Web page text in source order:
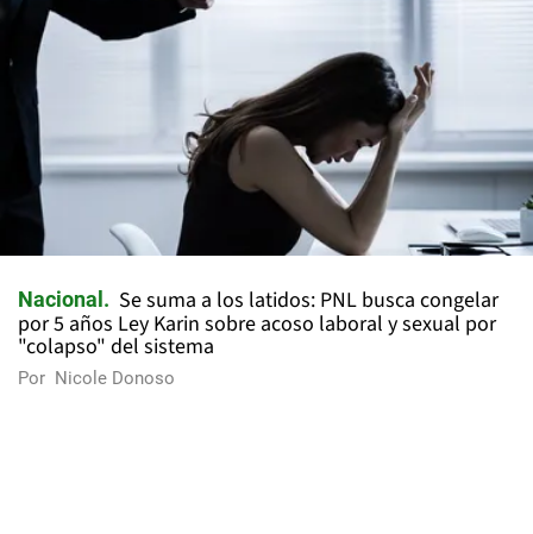
Nacional
Se suma a los latidos: PNL busca congelar
por 5 años Ley Karin sobre acoso laboral y sexual por
"colapso" del sistema
Por Nicole Donoso